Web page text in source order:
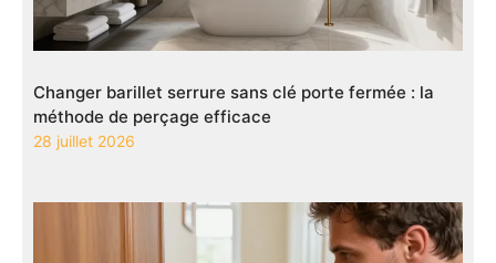
Changer barillet serrure sans clé porte fermée : la
méthode de perçage efficace
28 juillet 2026